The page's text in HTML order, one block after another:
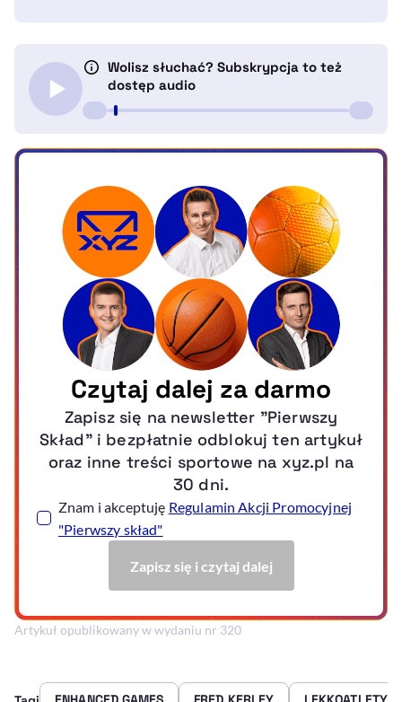
Artykuł opublikowany w wydaniu nr 320